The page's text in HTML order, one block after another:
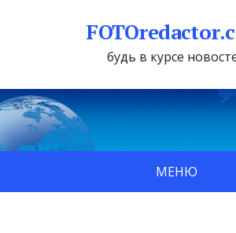
будь в курсе
МЕНЮ